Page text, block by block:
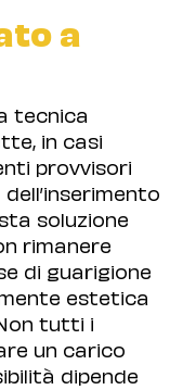
a
tecnica
in casi
provvisori
soluzione
rimanere
di guarigione
estetica
tutti i
un carico
dipende